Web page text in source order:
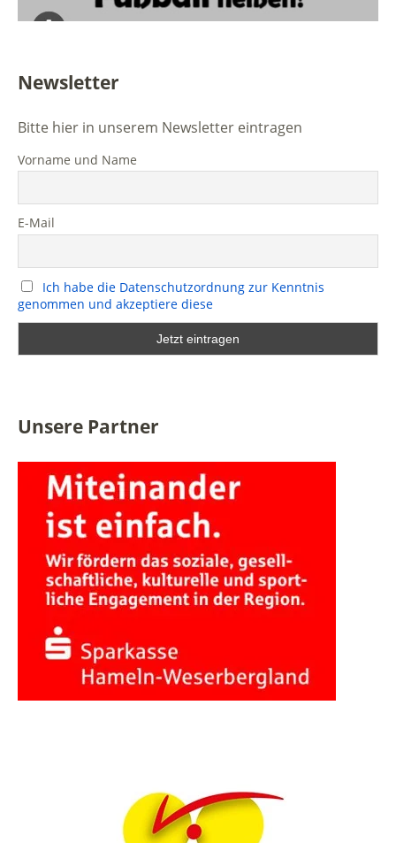
Newsletter
Bitte hier in unserem Newsletter eintragen
Vorname und Name
E-Mail
Ich habe die Datenschutzordnung zur Kenntnis
genommen und akzeptiere diese
Unsere Partner